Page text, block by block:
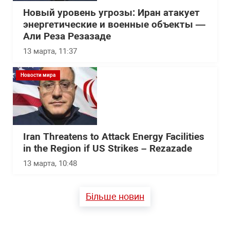
Новый уровень угрозы: Иран атакует
энергетические и военные объекты —
Али Реза Резазаде
13 марта, 11:37
Новости мира
Iran Threatens to Attack Energy Facilities
in the Region if US Strikes – Rezazade
13 марта, 10:48
Більше новин